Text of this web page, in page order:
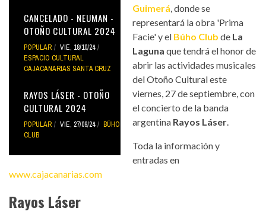
CANCELADO - NEUMAN -
OTOÑO CULTURAL 2024
POPULAR
VIE, 18/10/24
ESPACIO CULTURAL
CAJACANARIAS SANTA CRUZ
RAYOS LÁSER - OTOÑO
CULTURAL 2024
POPULAR VIE, 27/09/24
BÚHO
CLUB
Guimerá, donde se
representará la obra 'Prima
Facie' y el Búho Club de La
Lagunaque tendrá el honor de
abrir las actividades musicales
del Otoño Cultural este
viernes, 27 de septiembre, con
el concierto de la banda
argentina Rayos Láser.
Toda la información y
entradas en
www.cajacanarias.com
Rayos Láser